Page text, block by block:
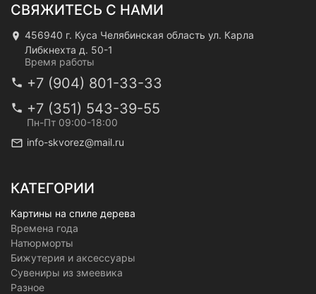
СВЯЖИТЕСЬ С НАМИ
456940 г. Куса Челябинская область ул. Карла
Либкнехта д. 50-1
Время работы
+7 (904) 801-33-33
+7 (351) 543-39-55
Пн-Пт 09:00-18:00
info-skvorez@mail.ru
КАТЕГОРИИ
Картины на спиле дерева
Времена года
Натюрморты
Бижутерия и аксессуары
Сувениры из змеевика
Разное